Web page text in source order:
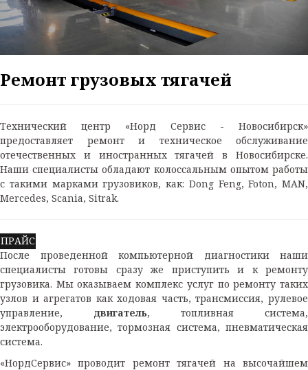
Ремонт грузовых тягачей
Технический центр «Норд Сервис - Новосибирск»
предоставляет ремонт и техническое обслуживание
отечественных и иностранных тягачей в Новосибирске.
Наши специалисты обладают колоссальным опытом работы
с такими марками грузовиков, как: Dong Feng, Foton, MAN,
Mercedes, Scania, Sitrak.
ПРАЙС
После проведенной компьютерной диагностикинаши
специалисты готовы сразу же приступить и к ремонту
грузовика. Мы оказываем комплекс услуг по ремонту таких
узлов и агрегатов какходовая часть,трансмиссия,рулевое
управление, двигатель, топливная система,
электрооборудование,тормозная система,пневматическая
система.
«НордСервис» проводит ремонт тягачей на высочайшем